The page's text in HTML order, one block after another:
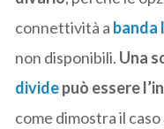
connettività a banda
non disponibili. Una
dividepuò essere
come dimostra il